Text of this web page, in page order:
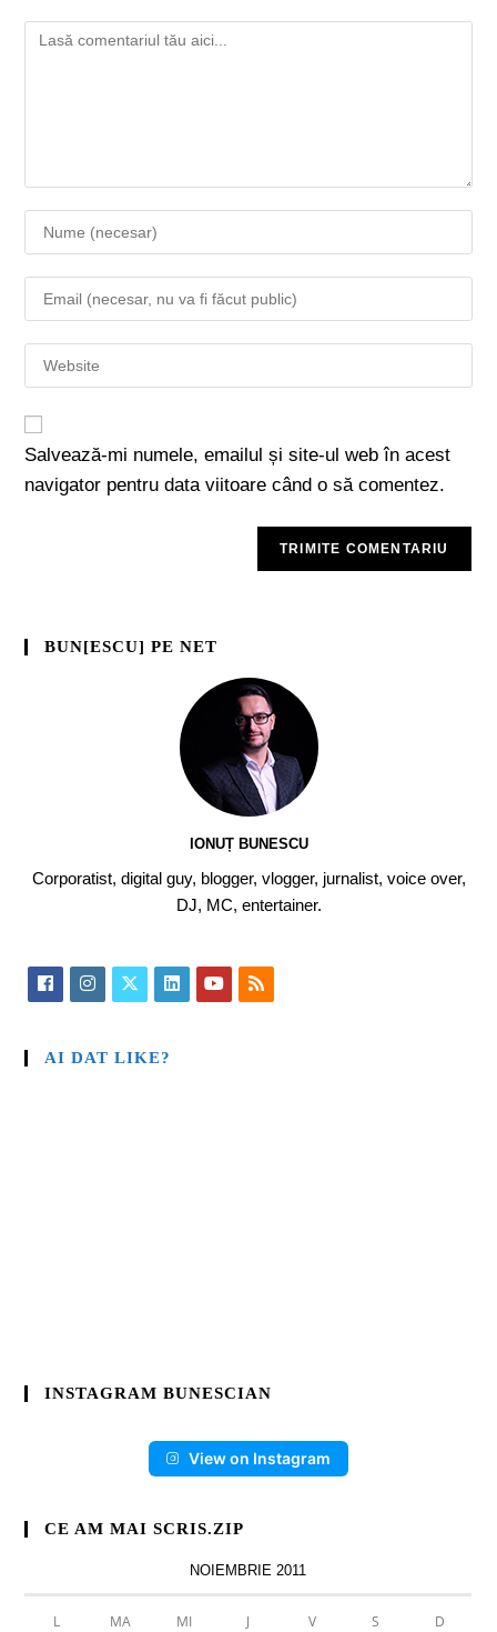
Salvează-mi numele, emailul și site-ul web în acest
navigator pentru data viitoare când o să comentez.
BUN[ESCU] PE NET
IONUȚ BUNESCU
Corporatist, digital guy, blogger, vlogger, jurnalist, voice over,
DJ, MC, entertainer.
AI DAT LIKE?
INSTAGRAM BUNESCIAN
View on Instagram
CE AM MAI SCRIS.ZIP
NOIEMBRIE 2011
L MA MI J V S D